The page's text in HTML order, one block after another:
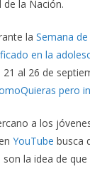
de la Nación.
la Semana
en la
al 26 de
pero
a los
YouTube busca
la idea de que